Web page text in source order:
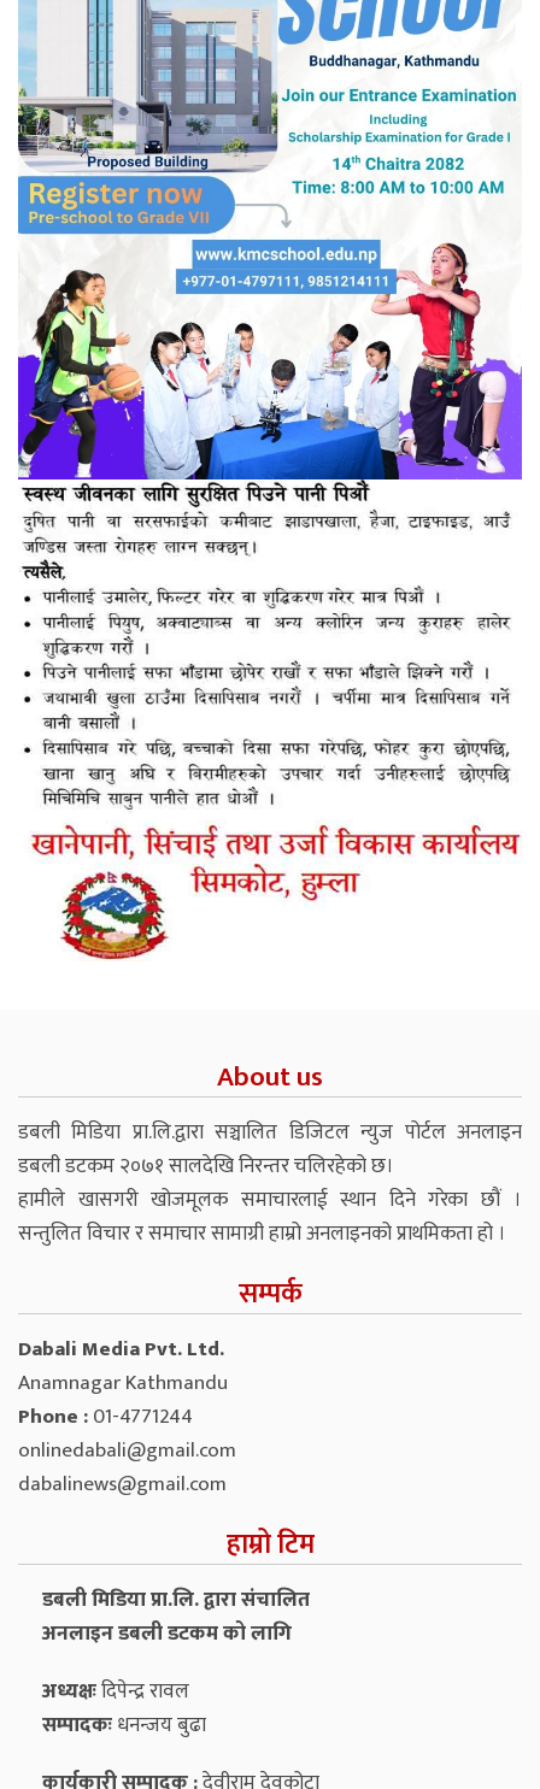
About us
डबली मिडिया प्रा.लि.द्वारा सञ्चालित डिजिटल न्युज पोर्टल अनलाइन
डबली डटकम २०७१ सालदेखि निरन्तर चलिरहेको छ।
हामीले खासगरी खोजमूलक समाचारलाई स्थान दिने गरेका छौं ।
सन्तुलित विचार र समाचार सामाग्री हाम्रो अनलाइनको प्राथमिकता हो ।
सम्पर्क
Dabali Media Pvt. Ltd.
Anamnagar Kathmandu
Phone :01-4771244
onlinedabali@gmail.com
dabalinews@gmail.com
हाम्रो टिम
डबली मिडिया प्रा.लि. द्वारा संचालित
अनलाइन डबली डटकम को लागि
अध्यक्षःदिपेन्द्र रावल
सम्पादकःधनन्‍जय बुढा